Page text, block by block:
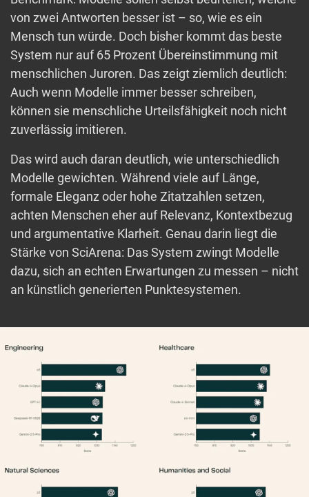
von zwei Antworten besser ist – so, wie es ein
Mensch tun würde. Doch bisher kommt das beste
System nur auf 65 Prozent Übereinstimmung mit
menschlichen Juroren. Das zeigt ziemlich deutlich:
Auch wenn Modelle immer besser schreiben,
können sie menschliche Urteilsfähigkeit noch nicht
zuverlässig imitieren.
Das wird auch daran deutlich, wie unterschiedlich
Modelle gewichten. Während viele auf Länge,
formale Eleganz oder hohe Zitatzahlen setzen,
achten Menschen eher auf Relevanz, Kontextbezug
und argumentative Klarheit. Genau darin liegt die
Stärke von SciArena: Das System zwingt Modelle
dazu, sich an echten Erwartungen zu messen – nicht
an künstlich generierten Punktesystemen.